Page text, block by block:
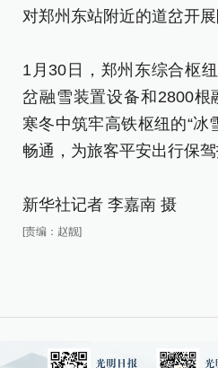
对郑州东站附近的道岔开展
1月30日，郑州东综合枢
岔融雪装置设备和2800根
寒冬中筑牢高铁枢纽的“冰
畅通，为旅客平安出行保驾
新华社记者 李嘉南 摄
[责编：赵靓]